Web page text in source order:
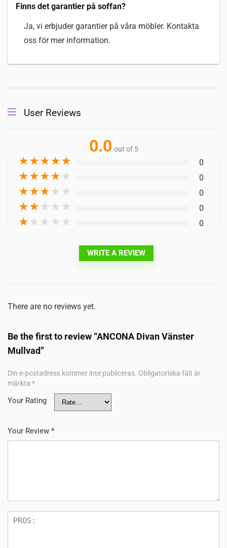
Finns det garantier på soffan?
Ja, vi erbjuder garantier på våra möbler. Kontakta
oss för mer information.
User Reviews
0.0 out of 5
★★★★★ 0
★★★★ ★ 0
★★★ ★ ★ 0
★★ ★ ★ ★ 0
★ ★ ★ ★ ★ 0
WRITE A REVIEW
There are no reviews yet.
Be the first to review “ANCONA Divan Vänster
Mullvad”
Din e-postadress kommer inte publiceras. Obligatoriska fält är
märkta *
Your Rating
Your Review *